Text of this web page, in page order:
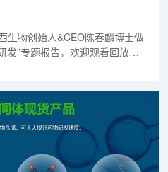
生物创始人&CEO陈春麟博士做
发”专题报告，欢迎观看回放视